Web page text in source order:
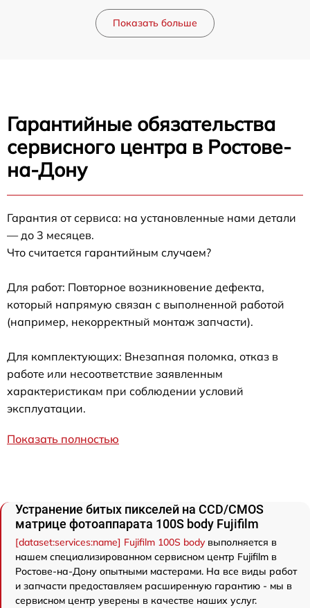
Показать больше
Гарантийные обязательства
сервисного центра в Ростове-
на-Дону
Гарантия от сервиса: на установленные нами детали
— до 3 месяцев.
Что считается гарантийным случаем?
Для работ: Повторное возникновение дефекта,
который напрямую связан с выполненной работой
(например, некорректный монтаж запчасти).
Для комплектующих: Внезапная поломка, отказ в
работе или несоответствие заявленным
характеристикам при соблюдении условий
эксплуатации.
Показать полностью
Устранение битых пикселей на CCD/CMOS
матрице фотоаппарата 100S body Fujifilm
[dataset:services:name] Fujifilm 100S bodyвыполняется в
нашем специализированном сервисном центр Fujifilm в
Ростове-на-Дону опытными мастерами. На все виды работ
и запчасти предоставляем расширенную гарантию - мы в
сервисном центр уверены в качестве наших услуг.